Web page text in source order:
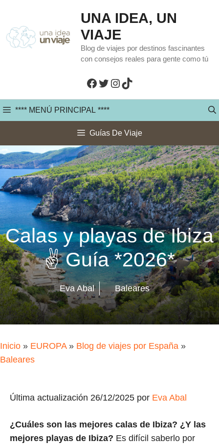
contenido
UNA IDEA, UN
VIAJE
Blog de viajes por destinos fascinantes
con consejos reales para gente como tú
Facebook
Twitter
Instagram
TikTok
**** MENÚ PRINCIPAL ****
Guías De Viaje
Calas y playas de Ibiza
✌ Guía *2026*
Eva Abal Baleares
Inicio » EUROPA» Blog de viajes por España »
Baleares
Última actualización 26/12/2025 por Eva Abal
¿Cuáles son las mejores calas de Ibiza? ¿Y las
mejores playas de Ibiza? Es difícil saberlo por